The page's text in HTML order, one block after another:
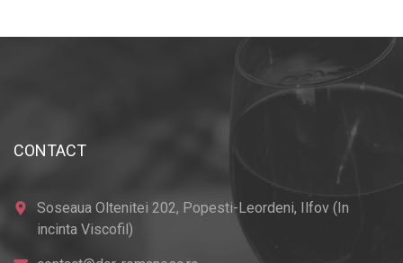
CONTACT
Soseaua Oltenitei 202, Popesti-Leordeni, Ilfov (In
incinta Viscofil)